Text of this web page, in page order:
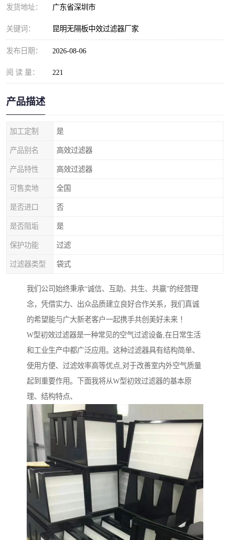
发货地址： 广东省深圳市
关键词： 昆明无隔板中效过滤器厂家
发布日期： 2026-08-06
阅 读 量： 221
产品描述
加工定制 是
产品别名 高效过滤器
产品特性 高效过滤器
可售卖地 全国
是否进口 否
是否阻垢 是
保护功能 过滤
过滤器类型 袋式
我们公司始终秉承“诚信、互助、共生、共赢”的经营理
念，凭借实力、出众品质建立良好合作关系，我们真诚
的希望能与广大新老客户一起携手共创美好未来 ！
W型初效过滤器是一种常见的空气过滤设备,在日常生活
和工业生产中都广泛应用。这种过滤器具有结构简单、
使用方便、过滤效率高等优点,对于改善室内外空气质量
起到重要作用。下面我将从W型初效过滤器的基本原
理、结构特点、